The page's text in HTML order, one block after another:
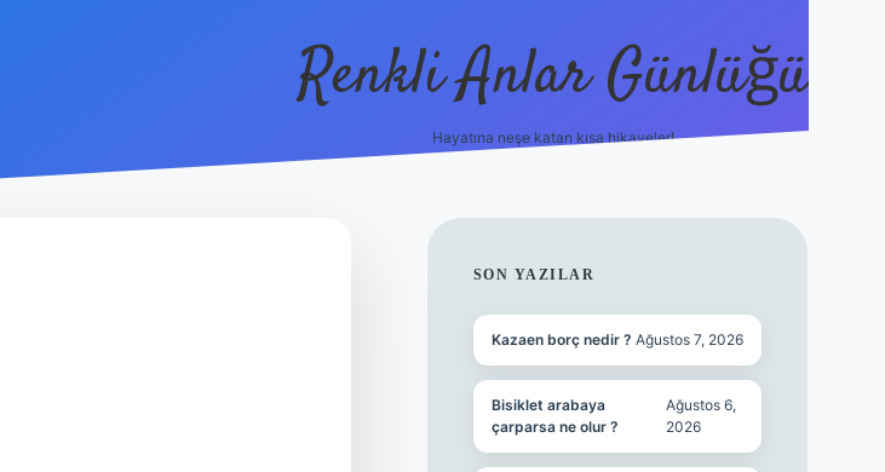
Renkli Anlar Günlüğü
Hayatına neşe katan kısa hikayeler!
SIDEBAR
SON YAZILAR
Kazaen borç nedir ? Ağustos 7, 2026
Bisiklet arabaya
çarparsa ne olur ?
Ağustos 6,
2026
vdcasino güncel giriş